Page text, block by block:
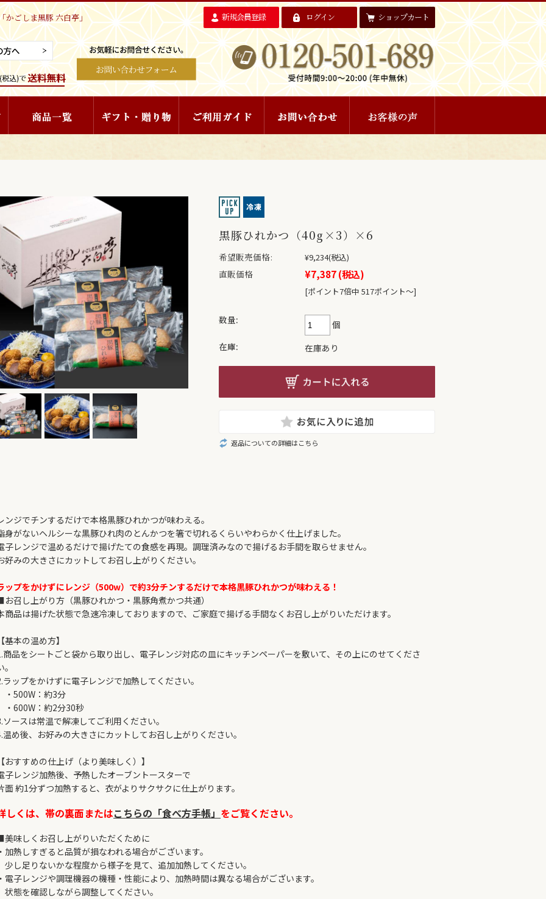
かごしま黒豚 六白亭」 新規会員登録 ログイン ショップカート
黒豚ひれかつ（40g×3）×6
希望販売価格: ¥9,234(税込)
直販価格 ¥7,387(税込)
[ポイント7倍中 517ポイント〜]
数量:
個
在庫:
在庫あり
返品についての詳細はこちら
ンジでチンするだけで本格黒豚ひれかつが味わえる。
身がないヘルシーな黒豚ひれ肉のとんかつを箸で切れるくらいやわらかく仕上げました。
子レンジで温めるだけで揚げたての食感を再現。調理済みなので揚げるお手間を取らせません。
好みの大きさにカットしてお召し上がりください。
ップをかけずにレンジ（500w）で約3分チンするだけで本格黒豚ひれかつが味わえる！
召し上がり方（黒豚ひれかつ・黒豚角煮かつ共通）
商品は揚げた状態で急速冷凍しておりますので、ご家庭で揚げる手間なくお召し上がりいただけます。
基本の温め方】
商品をシートごと袋から取り出し、電子レンジ対応の皿にキッチンペーパーを敷いて、その上にのせてくださ
。
ラップをかけずに電子レンジで加熱してください。
500W：約3分
600W：約2分30秒
ソースは常温で解凍してご利用ください。
温め後、お好みの大きさにカットしてお召し上がりください。
おすすめの仕上げ（より美味しく）】
子レンジ加熱後、予熱したオーブントースターで
面 約1分ずつ加熱すると、衣がよりサクサクに仕上がります。
しくは、帯の裏面またはこちらの「食べ方手帳」 をご覧ください。
味しくお召し上がりいただくために
加熱しすぎると品質が損なわれる場合がございます。
し足りないかな程度から様子を見て、追加加熱してください。
電子レンジや調理機器の機種・性能により、加熱時間は異なる場合がございます。
態を確認しながら調整してください。